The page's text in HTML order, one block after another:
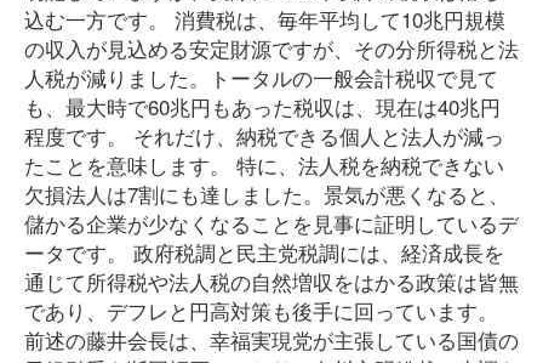
込む一方です。 消費税は、毎年平均して10兆円規模
の収入が見込める安定財源ですが、その分所得税と法
人税が減りました。トータルの一般会計税収で見て
も、最大時で60兆円もあった税収は、現在は40兆円
程度です。 それだけ、納税できる個人と法人が減っ
たことを意味します。 特に、法人税を納税できない
欠損法人は7割にも達しました。景気が悪くなると、
儲かる企業が少なくなることを見事に証明しているデ
ータです。 政府税調と民主党税調には、経済成長を
通じて所得税や法人税の自然増収をはかる政策は皆無
であり、デフレと円高対策も後手に回っています。
前述の藤井会長は、幸福実現党が主張している国債の